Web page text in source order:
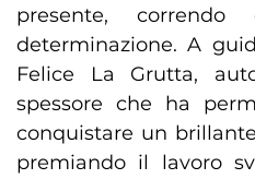
presente,
determinazione. A
Felice La Grutta,
spessore che ha
conquistare un
premiando il lavoro